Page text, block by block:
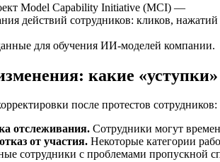
Model Capability Initiative (MCI) —
действий сотрудников: кликов,
для обучения ИИ‑моделей компании.
какие
после протестов сотрудников:
отслеживания. Сотрудники могут
от участия. Некоторые категории
сотрудники с проблемами пропускной